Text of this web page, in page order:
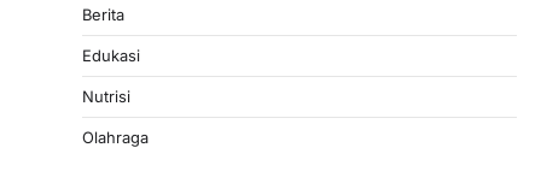
Berita
Edukasi
Nutrisi
Olahraga